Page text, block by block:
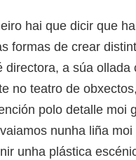
hai que dicir que
formas de crear
directora, a súa ollada
no teatro de
polo detalle moi
nunha liña moi
unha plástica